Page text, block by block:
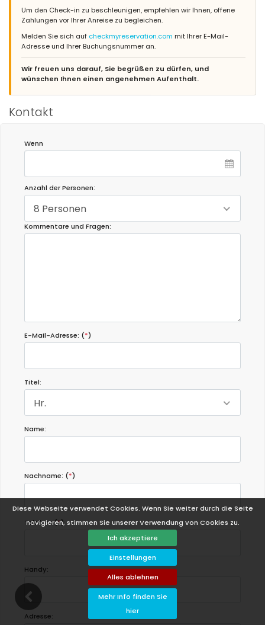
Diese Webseite verwendet Cookies. Wenn Sie weiter durch die Seite
navigieren, stimmen Sie unserer Verwendung von Cookies zu.
Ich akzeptiere
Einstellungen
Alles ablehnen
Mehr Info finden Sie
hier
Um den Check-in zu beschleunigen, empfehlen wir Ihnen, offene
Zahlungen vor Ihrer Anreise zu begleichen.
Melden Sie sich auf checkmyreservation.com mit Ihrer E-Mail-
Adresse und Ihrer Buchungsnummer an.
Wir freuen uns darauf, Sie begrüßen zu dürfen, und
wünschen Ihnen einen angenehmen Aufenthalt.
Kontakt
Wenn
Anzahl der Personen:
8 Personen
Kommentare und Fragen:
E-Mail-Adresse: (*)
Titel:
Hr.
Name:
Nachname: (*)
Telefon: (*)
Handy:
Adresse: